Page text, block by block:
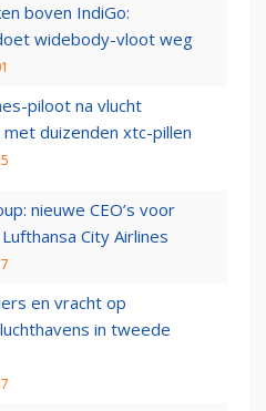
boven IndiGo:
widebody-vloot weg
piloot na vlucht
met duizenden xtc-pillen
nieuwe CEO’s voor
City Airlines
en vracht op
in tweede